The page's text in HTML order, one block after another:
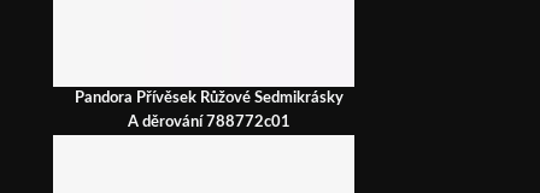
Pandora Přívěsek Růžové Sedmikrásky
A děrování 788772c01